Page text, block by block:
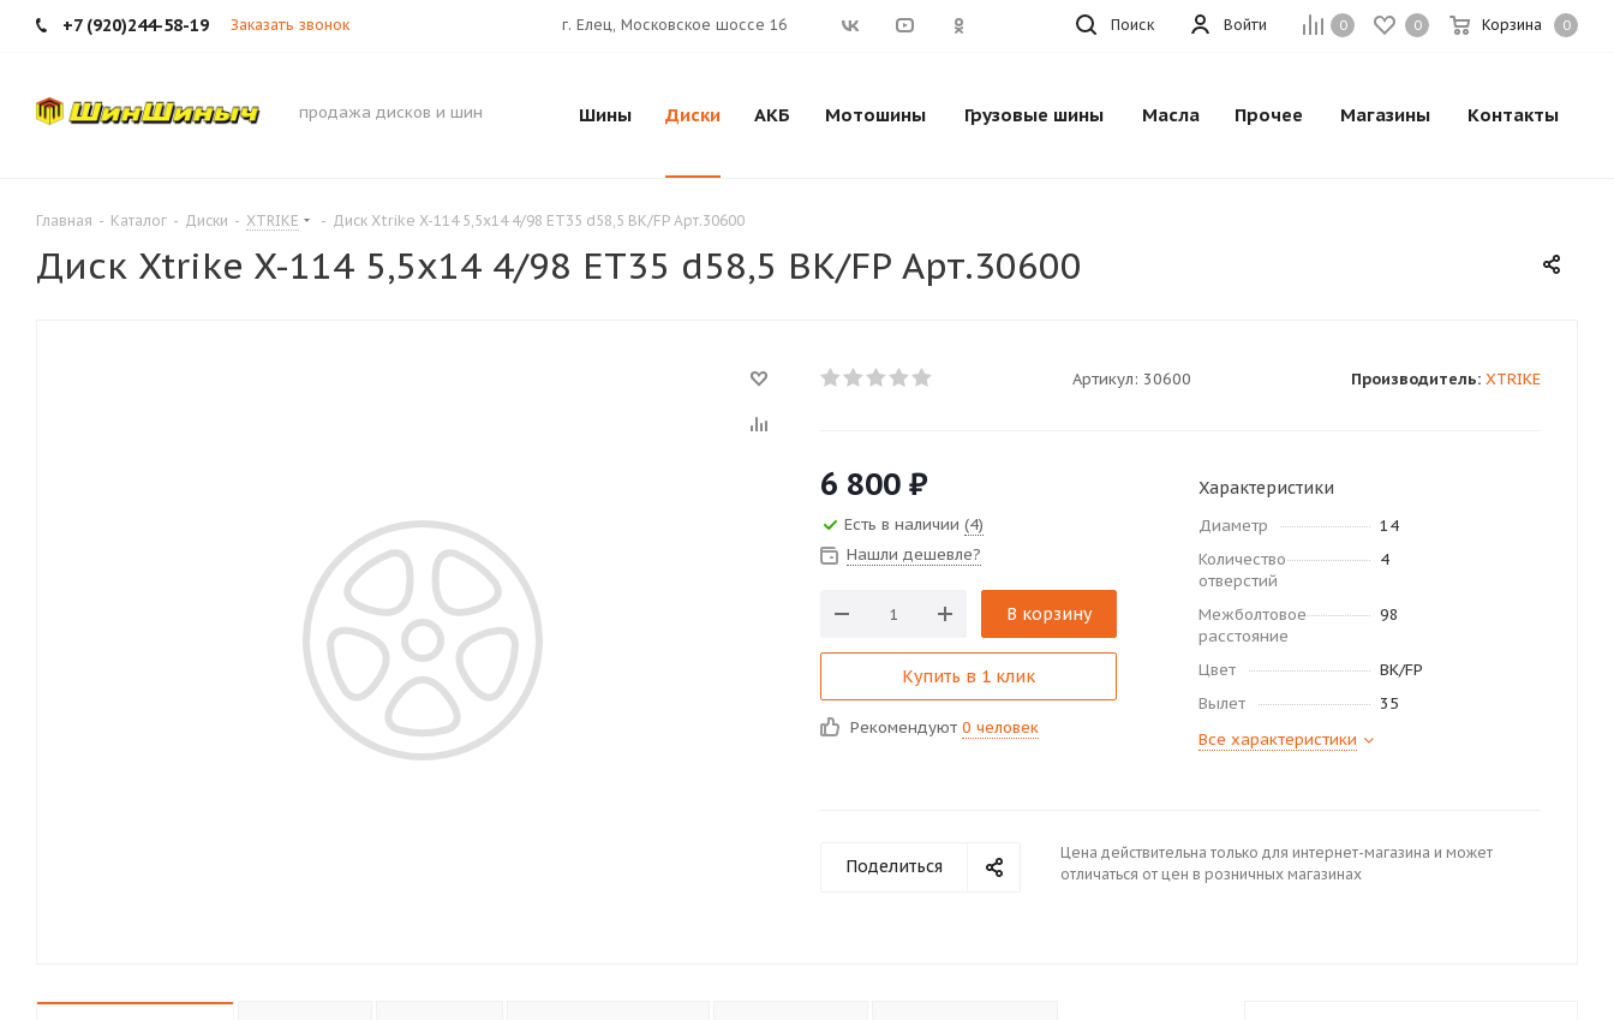
+7 (920)244-58-19 Заказать звонок 0 0 Корзина 0
Войти
г. Елец, Московское шоссе 16 Поиск
продажа дисков и шин Шины Диски АКБ Мотошины Грузовые шины Масла Прочее Магазины Контакты
Главная - Каталог - Диски - XTRIKE - Диск Xtrike X-114 5,5x14 4/98 ET35 d58,5 BK/FP Арт.30600
Диск Xtrike X-114 5,5x14 4/98 ET35 d58,5 BK/FP Арт.30600
Артикул: 30600 Производитель: XTRIKE
6 800 ₽
Есть в наличии (4)
Нашли дешевле?
В корзину
Купить в 1 клик
Рекомендуют 0 человек
Характеристики
Диаметр
14
Количество
отверстий
4
Межболтовое
расстояние
98
Цвет
BK/FP
Вылет
35
Все характеристики
Поделиться
Цена действительна только для интернет-магазина и может
отличаться от цен в розничных магазинах